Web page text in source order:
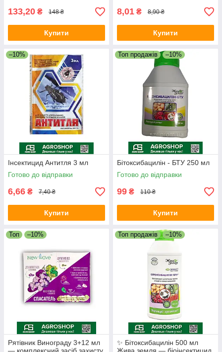
133,20 ₴ 148 ₴
Купити
8,01 ₴ 8,90 ₴
Купити
–10%
Інсектицид Антитля 3 мл
Готово до відправки
6,66 ₴ 7,40 ₴
Купити
Топ продажів –10%
Бітоксибацилін - БТУ 250 мл
Готово до відправки
99 ₴ 110 ₴
Купити
Топ –10%
Рятівник Винограду 3+12 мл
Топ продажів –10%
✨ Бітоксибацилін 500 мл